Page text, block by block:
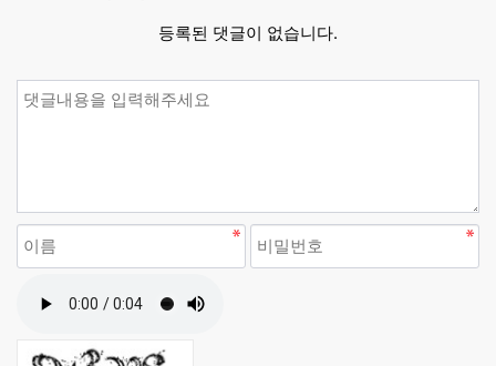
등록된 댓글이 없습니다.